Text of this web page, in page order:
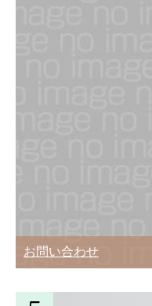
引越し
の違い
お問い合わせ